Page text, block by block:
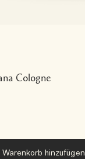
Cologne
Warenkorb hinzufügen